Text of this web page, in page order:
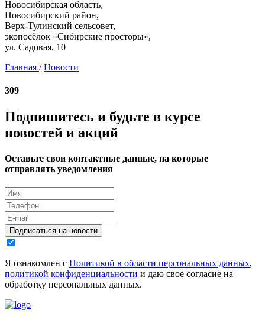
Новосибирская область,
Новосибирский район,
Верх-Тулинский сельсовет,
экопосёлок «Сибирские просторы»,
ул. Садовая, 10
Главная / Новости
309
Подпишитесь и будьте в курсе
новостей и акций
Оставьте свои контактные данные, на которые
отправлять уведомления
Подписаться на новости
Я ознакомлен с Политикой в области персональных данных,
политикой конфиденциальности и даю свое согласие на
обработку персональных данных.